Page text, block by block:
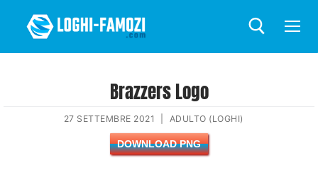
Brazzers Logo
27 SETTEMBRE 2021 ADULTO (LOGHI)
DOWNLOAD PNG